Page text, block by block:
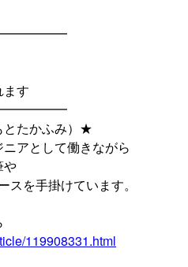
す
とたかふみ）★
アとして働きながら
や
を手掛けています。
119908331.html